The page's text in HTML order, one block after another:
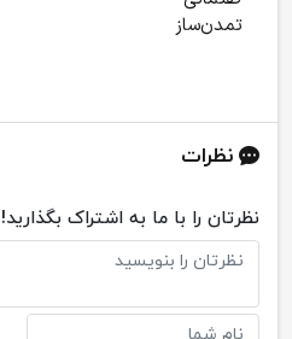
تمدن‌ساز
نظرات
نظرتان را با ما به اشتراک بگذارید!